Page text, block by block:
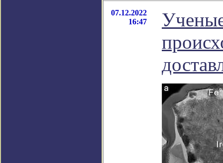
07.12.2022
16:47